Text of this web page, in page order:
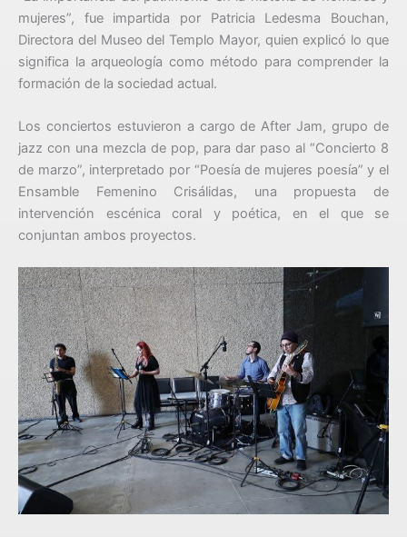
mujeres”, fue impartida por Patricia Ledesma Bouchan,
Directora del Museo del Templo Mayor, quien explicó lo que
significa la arqueología como método para comprender la
formación de la sociedad actual.
Los conciertos estuvieron a cargo de After Jam, grupo de
jazz con una mezcla de pop, para dar paso al “Concierto 8
de marzo”, interpretado por “Poesía de mujeres poesía” y el
Ensamble Femenino Crisálidas, una propuesta de
intervención escénica coral y poética, en el que se
conjuntan ambos proyectos.